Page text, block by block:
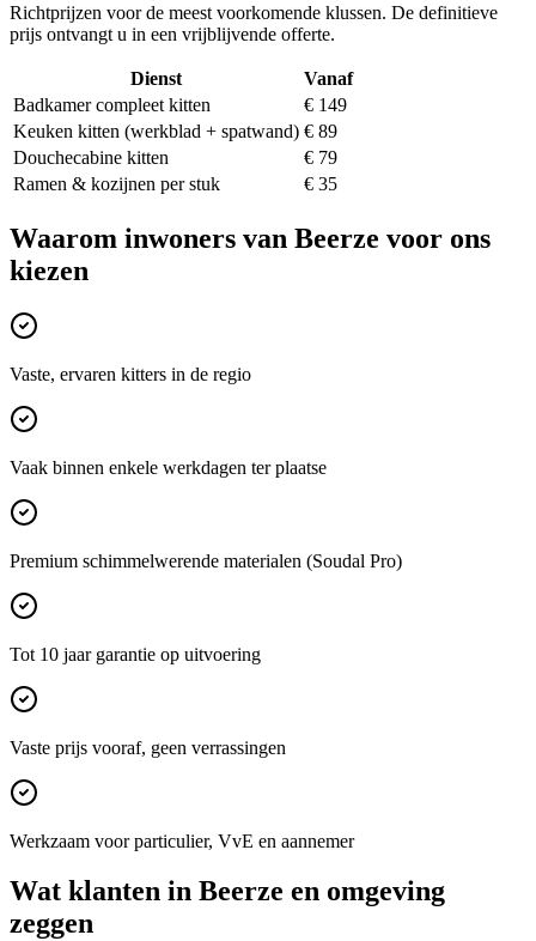
Richtprijzen voor de meest voorkomende klussen. De definitieve
prijs ontvangt u in een vrijblijvende offerte.
Dienst
Vanaf
Badkamer compleet kitten
€ 149
Keuken kitten (werkblad + spatwand) € 89
Douchecabine kitten
€ 79
Ramen & kozijnen per stuk
€ 35
Waarom inwoners van Beerze voor ons
kiezen
Vaste, ervaren kitters in de regio
Vaak binnen enkele werkdagen ter plaatse
Premium schimmelwerende materialen (Soudal Pro)
Tot 10 jaar garantie op uitvoering
Vaste prijs vooraf, geen verrassingen
Werkzaam voor particulier, VvE en aannemer
Wat klanten in Beerze en omgeving
zeggen